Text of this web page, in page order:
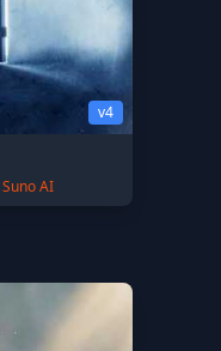
v4
Suno AI